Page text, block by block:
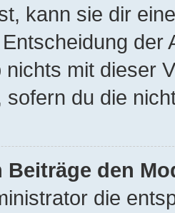
kann sie dir
der
nichts mit dieser
sofern du die
Beiträge den
die